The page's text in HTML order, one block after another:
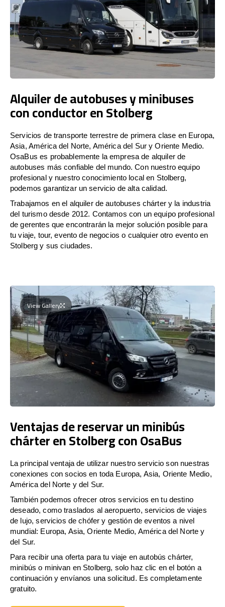
Alquiler de autobuses y minibuses
con conductor en Stolberg
Servicios de transporte terrestre de primera clase en Europa,
Asia, América del Norte, América del Sur y Oriente Medio.
OsaBus es probablemente la empresa de alquiler de
autobuses más confiable del mundo. Con nuestro equipo
profesional y nuestro conocimiento local en Stolberg,
podemos garantizar un servicio de alta calidad.
Trabajamos en el alquiler de autobuses chárter y la industria
del turismo desde 2012. Contamos con un equipo profesional
de gerentes que encontrarán la mejor solución posible para
tu viaje, tour, evento de negocios o cualquier otro evento en
Stolberg y sus ciudades.
View Gallery
Ventajas de reservar un minibús
chárter en Stolberg con OsaBus
La principal ventaja de utilizar nuestro servicio son nuestras
conexiones con socios en toda Europa, Asia, Oriente Medio,
América del Norte y del Sur.
También podemos ofrecer otros servicios en tu destino
deseado, como traslados al aeropuerto, servicios de viajes
de lujo, servicios de chófer y gestión de eventos a nivel
mundial: Europa, Asia, Oriente Medio, América del Norte y
del Sur.
Para recibir una oferta para tu viaje en autobús chárter,
minibús o minivan en Stolberg, solo haz clic en el botón a
continuación y envíanos una solicitud. Es completamente
gratuito.